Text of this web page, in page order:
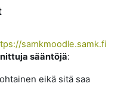
samkmoodle.samk.fi
sääntöjä:
eikä sitä saa